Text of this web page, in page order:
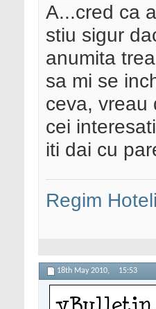
A...cred ca
stiu sigur
anumita
sa mi se
ceva, vreau
cei
iti dai cu
Regim
18th May 2010, 15:53